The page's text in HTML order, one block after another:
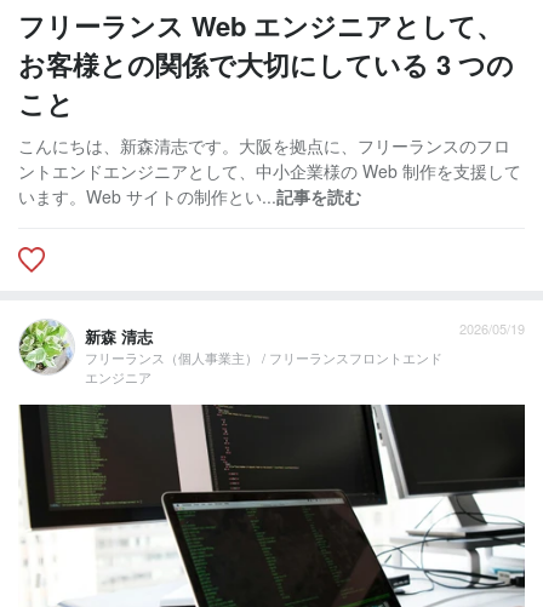
フリーランス Web エンジニアとして、
お客様との関係で大切にしている 3 つの
こと
こんにちは、新森清志です。大阪を拠点に、フリーランスのフロ
ントエンドエンジニアとして、中小企業様の Web 制作を支援して
います。Web サイトの制作とい...記事を読む
新森 清志
フリーランス（個人事業主） / フリーランスフロントエンド
エンジニア
2026/05/19